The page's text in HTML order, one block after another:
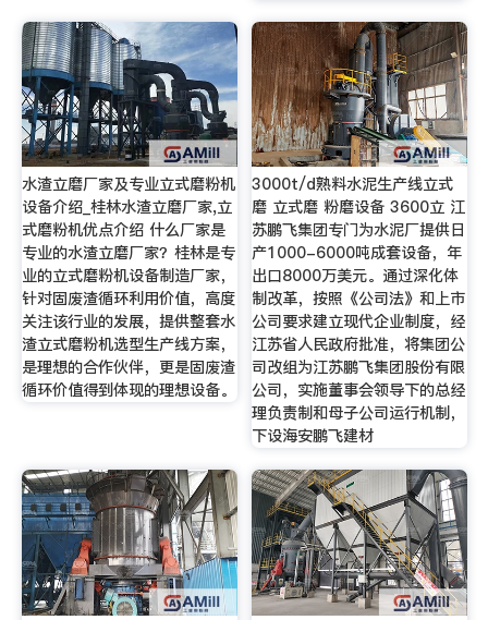
水渣立磨厂家及专业立式磨粉机
设备介绍_桂林水渣立磨厂家,立
式磨粉机优点介绍 什么厂家是
专业的水渣立磨厂家？桂林是专
业的立式磨粉机设备制造厂家，
针对固废渣循环利用价值，高度
关注该行业的发展，提供整套水
渣立式磨粉机选型生产线方案，
是理想的合作伙伴，更是固废渣
循环价值得到体现的理想设备。
3000t/d熟料水泥生产线立式
磨 立式磨 粉磨设备 3600立 江
苏鹏飞集团专门为水泥厂提供日
产1000-6000吨成套设备，年
出口8000万美元。通过深化体
制改革，按照《公司法》和上市
公司要求建立现代企业制度，经
江苏省人民政府批准，将集团公
司改组为江苏鹏飞集团股份有限
公司，实施董事会领导下的总经
理负责制和母子公司运行机制，
下设海安鹏飞建材